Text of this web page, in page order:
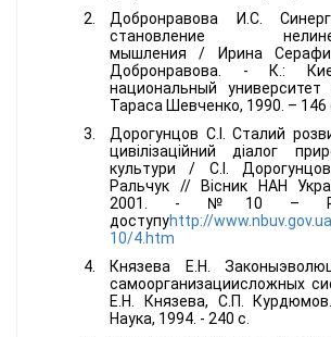
Добронравова И.С.
становление
мышления / Ирина
Добронравова. - К.:
национальный университет
Тараса Шевченко, 1990. – 146
Дорогунцов С.І. Сталий
цивілізаційний діалог
культури / С.І.
Ральчук // Вісник НАН
2001. - №10 –
доступуhttp://
10/4.htm
Князева Е.Н.
самоорганизациисложных
Е.Н. Князева, С.П.
Наука, 1994. - 240 с.